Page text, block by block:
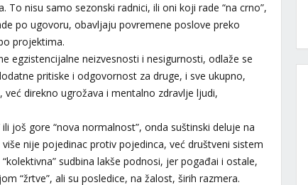
To nisu samo sezonski radnici, ili oni koji rade “na crno”,
po ugovoru, obavljaju povremene poslove preko
projektima.
egzistencijalne neizvesnosti i nesigurnosti, odlaže se
pritiske i odgovornost za druge, i sve ukupno,
direkno ugrožava i mentalno zdravlje ljudi,
još gore “nova normalnost”, onda suštinski deluje na
nije pojedinac protiv pojedinca, već društveni sistem
sudbina lakše podnosi, jer pogađai i ostale,
“žrtve”, ali su posledice, na žalost, širih razmera.